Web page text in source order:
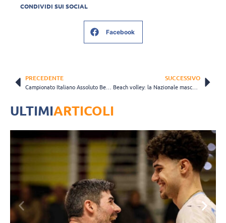
CONDIVIDI SUI SOCIAL
Facebook
PRECEDENTE
Campionato Italiano Assoluto Beach Volley, Gottardi/Orsi Toth e Sacripanti/Titta vincono la tappa inaugurale
SUCCESSIVO
Beach volley: la Nazionale maschile a Termoli per il Campionato Italiano Assoluto
ULTIMIARTICOLI